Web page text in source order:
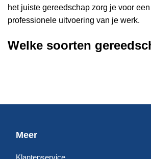
het juiste gereedschap zorg je voor
professionele uitvoering van je werk.
Welke soorten
Werk je met lijmen of tegels, dan is goed
Meer